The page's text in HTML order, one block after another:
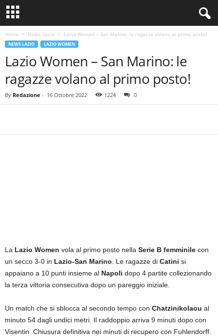
Home News Lazio Lazio Women – San Marino: le ragazze volano al primo posto!
NEWS LAZIO LAZIO WOMEN
Lazio Women – San Marino: le
ragazze volano al primo posto!
By Redazione - 16 Ottobre 2022 1224 0
La Lazio Women vola al primo posto nella Serie B femminile con
un secco 3-0 in Lazio-San Marino . Le ragazze di Catini si
appaiano a 10 punti insieme al Napoli dopo 4 partite collezionando
la terza vittoria consecutiva dopo un pareggio iniziale.
Un match che si sblocca al secondo tempo con Chatzinikolaou al
minuto 54 dagli undici metri. Il raddoppio arriva 9 minuti dopo con
Visentin. Chiusura definitiva nei minuti di recupero con Fuhlendorff.